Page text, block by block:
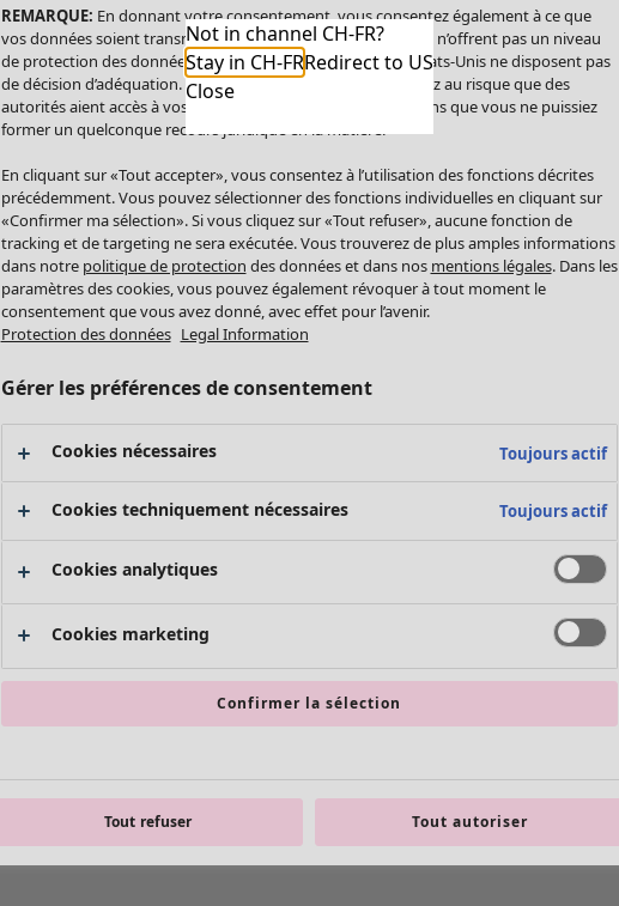
Not in channel CH-FR?
Stay in CH-FRRedirect to US
Close
REMARQUE: En donnant votre consentement, vous consentez également à ce que
vos données soient transmises aux États-Unis. Les États-Unis n’offrent pas un niveau
de protection des données comparable à celui de l’UE. Les États-Unis ne disposent pas
de décision d’adéquation. Par conséquent, vous vous exposez au risque que des
autorités aient accès à vos données à caractère personnel sans que vous ne puissiez
former un quelconque recours juridique en la matière.
En cliquant sur «Tout accepter», vous consentez à l’utilisation des fonctions décrites
précédemment. Vous pouvez sélectionner des fonctions individuelles en cliquant sur
«Confirmer ma sélection». Si vous cliquez sur «Tout refuser», aucune fonction de
tracking et de targeting ne sera exécutée. Vous trouverez de plus amples informations
dans notre politique de protection des données et dans nos mentions légales. Dans les
paramètres des cookies, vous pouvez également révoquer à tout moment le
consentement que vous avez donné, avec effet pour l’avenir.
Protection des données Legal Information
Gérer les préférences de consentement
Cookies nécessaires Toujours actif
Cookies techniquement nécessaires Toujours actif
Cookies analytiques
Cookies marketing
Confirmer la sélection
Tout refuser Tout autoriser